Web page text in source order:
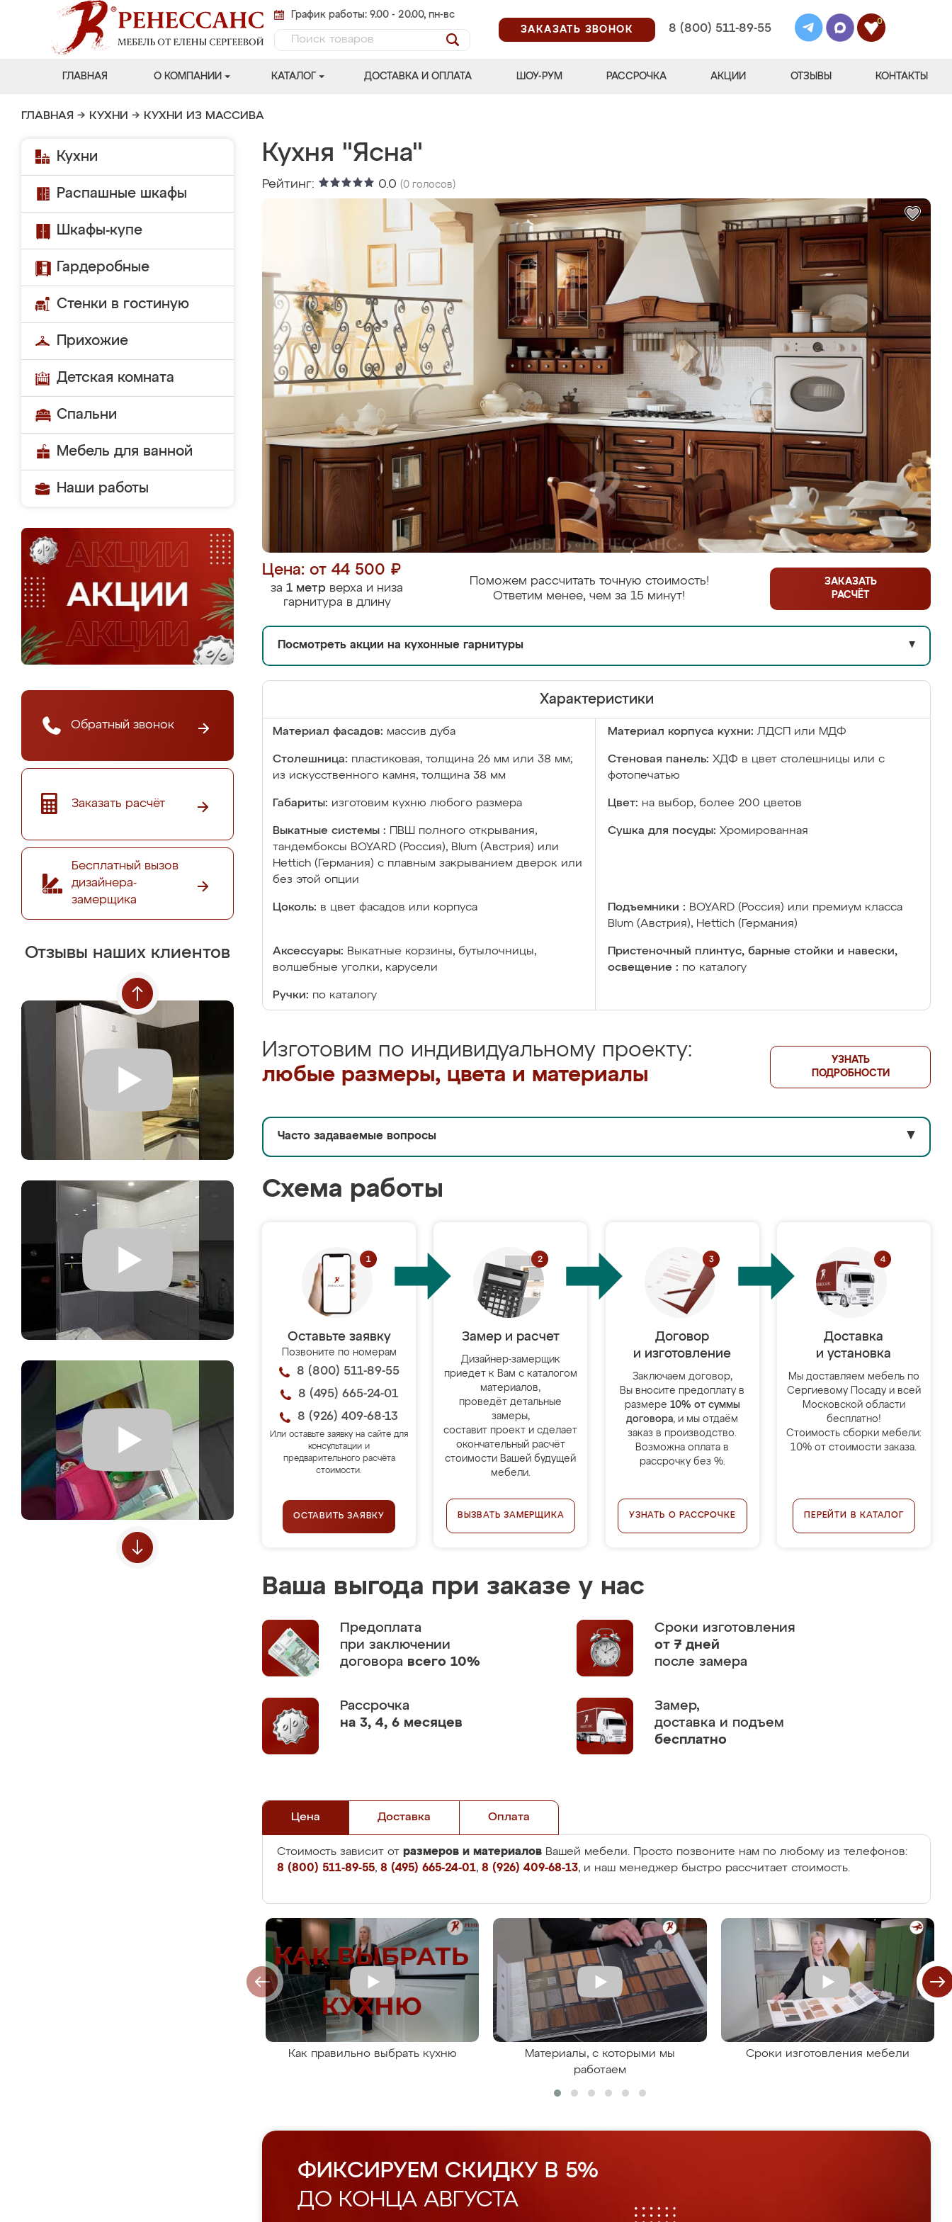
График работы: 9.00 - 20.00, пн-вс
ЗАКАЗАТЬ ЗВОНОК
8 (800) 511-89-55
0
ГЛАВНАЯ О КОМПАНИИ КАТАЛОГ ДОСТАВКА И ОПЛАТА ШОУ-РУМ РАССРОЧКА АКЦИИ ОТЗЫВЫ КОНТАКТЫ
ГЛАВНАЯ → КУХНИ → КУХНИ ИЗ МАССИВА
Кухни
Распашные шкафы
Шкафы-купе
Гардеробные
Стенки в гостиную
Прихожие
Детская комната
Спальни
Мебель для ванной
Наши работы
Обратный звонок
Заказать расчёт
Бесплатный вызов
дизайнера-
замерщика
Отзывы наших клиентов
Кухня "Ясна"
Рейтинг: 0.0 (0 голосов)
Цена: от 44 500 ₽
за 1 метр верха и низа
гарнитура в длину
Поможем рассчитать точную стоимость!
Ответим менее, чем за 15 минут!
ЗАКАЗАТЬ
РАСЧЁТ
Посмотреть акции на кухонные гарнитуры ▼
Характеристики
Материал фасадов: массив дуба Материал корпуса кухни: ЛДСП или МДФ
Столешница: пластиковая, толщина 26 мм или 38 мм;
из искусственного камня, толщина 38 мм
Стеновая панель: ХДФ в цвет столешницы или с
фотопечатью
Габариты: изготовим кухню любого размера Цвет: на выбор, более 200 цветов
Выкатные системы :
ПВШ полного открывания,
тандембоксы BOYARD (Россия), Blum (Австрия) или
Hettich (Германия) с плавным закрыванием дверок или
без этой опции
Сушка для посуды: Хромированная
Цоколь: в цвет фасадов или корпуса Подъемники : BOYARD (Россия) или премиум класса
Blum (Австрия), Hettich (Германия)
Аксессуары: Выкатные корзины, бутылочницы,
волшебные уголки, карусели
Пристеночный плинтус, барные стойки и навески,
освещение : по каталогу
Ручки: по каталогу
Изготовим по индивидуальному проекту:
любые размеры, цвета и материалы
УЗНАТЬ
ПОДРОБНОСТИ
Часто задаваемые вопросы ▼
Схема работы
Оставьте заявку
Позвоните по номерам
8 (800) 511-89-55
8 (495) 665-24-01
8 (926) 409-68-13
Или оставьте заявку на сайте для
консультации и
предварительного расчёта
стоимости.
ОСТАВИТЬ ЗАЯВКУ
Замер и расчет
Дизайнер-замерщик
приедет к Вам с каталогом
материалов,
проведёт детальные
замеры,
составит проект и сделает
окончательный расчёт
стоимости Вашей будущей
мебели.
ВЫЗВАТЬ ЗАМЕРЩИКА
Договор
и изготовление
Заключаем договор,
Вы вносите предоплату в
размере 10% от суммы
договора, и мы отдаём
заказ в производство.
Возможна оплата в
рассрочку без %.
УЗНАТЬ О РАССРОЧКЕ
Доставка
и установка
Мы доставляем мебель по
Сергиевому Посаду и всей
Московской области
бесплатно!
Стоимость сборки мебели:
10% от стоимости заказа.
ПЕРЕЙТИ В КАТАЛОГ
Ваша выгода при заказе у нас
Предоплата
при заключении
договора всего 10%
Сроки изготовления
от 7 дней
после замера
Рассрочка
на 3, 4, 6 месяцев
Замер,
доставка и подъем
бесплатно
Цена Доставка Оплата
Стоимость зависит от размеров и материалов Вашей мебели. Просто позвоните нам по любому из телефонов:
8 (800) 511-89-55, 8 (495) 665-24-01, 8 (926) 409-68-13, и наш менеджер быстро рассчитает стоимость.
Как правильно выбрать кухню
Материалы, с которыми мы
работаем
Сроки изготовления мебели
ФИКСИРУЕМ СКИДКУ В 5%
ДО КОНЦА АВГУСТА